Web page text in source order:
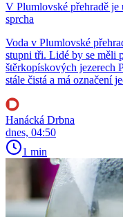
V Plumlovské přehradě je
sprcha
Voda v Plumlovské
stupni tři. Lidé by se měli
štěrkopískových jezerech
stále čistá a má označení
Hanácká Drbna
dnes, 04:50
1 min